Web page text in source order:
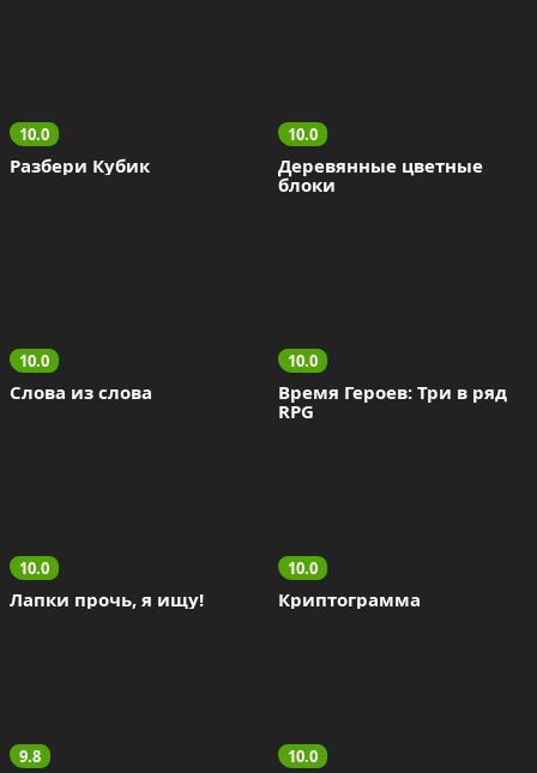
10.0
Разбери Кубик
10.0
Деревянные цветные
блоки
10.0
Слова из слова
10.0
Время Героев: Три в ряд
RPG
10.0
Лапки прочь, я ищу!
10.0
Криптограмма
9.8 10.0